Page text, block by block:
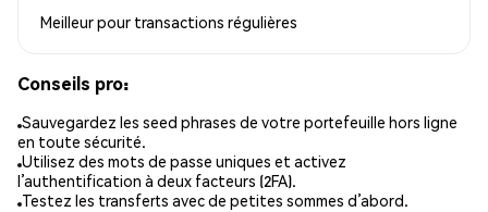
Meilleur pour transactions régulières
Conseils pro:
Sauvegardez les seed phrases de votre portefeuille hors ligne
en toute sécurité.
Utilisez des mots de passe uniques et activez
l’authentification à deux facteurs (2FA).
Testez les transferts avec de petites sommes d’abord.